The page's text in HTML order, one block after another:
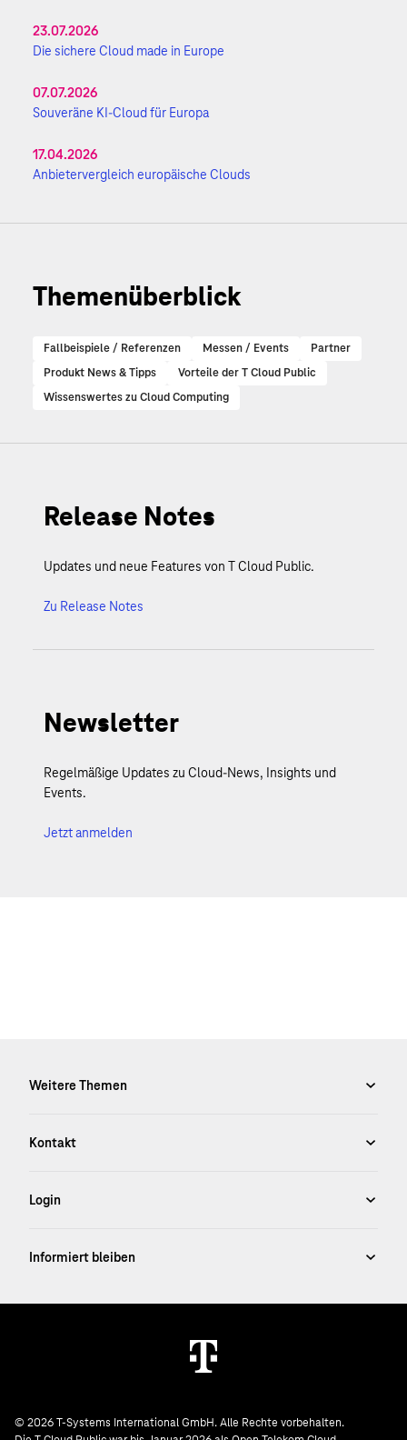
23.07.2026
Die sichere Cloud made in Europe
07.07.2026
Souveräne KI-Cloud für Europa
17.04.2026
Anbietervergleich europäische Clouds
Themenüberblick
Fallbeispiele / Referenzen Messen / Events
Partner
Produkt News & Tipps
Vorteile der T Cloud Public
Wissenswertes zu Cloud Computing
Release Notes
Updates und neue Features von T Cloud Public.
Zu Release Notes
Newsletter
Regelmäßige Updates zu Cloud-News, Insights und
Events.
Jetzt anmelden
© 2026 T-Systems International GmbH. Alle Rechte vorbehalten.